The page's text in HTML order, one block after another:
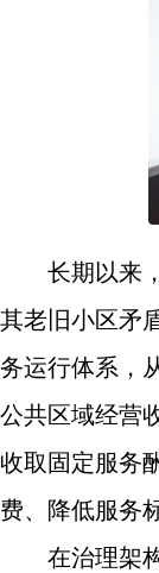
长期以来
其老旧小区矛
务运行体系，
公共区域经营
收取固定服务
费、降低服务
在治理架